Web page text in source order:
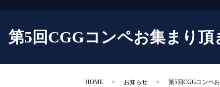
第5回CGGコンペお集まり
HOME お知らせ 第5回CGGコンペ